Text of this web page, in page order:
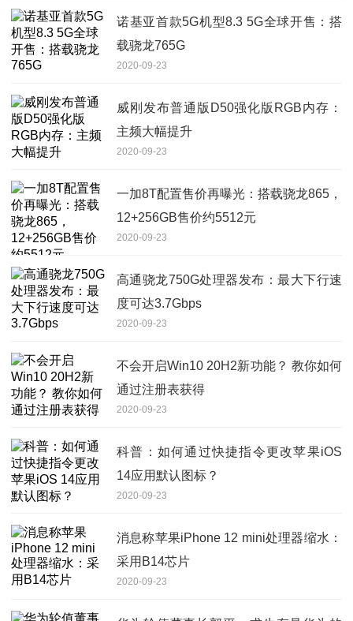
诺基亚首款5G机型8.3 5G全球开售：搭
载骁龙765G
2020-09-23
威刚发布普通版D50强化版RGB内存：
主频大幅提升
2020-09-23
一加8T配置售价再曝光：搭载骁龙865，
12+256GB售价约5512元
2020-09-23
高通骁龙750G处理器发布：最大下行速
度可达3.7Gbps
2020-09-23
不会开启Win10 20H2新功能？ 教你如何
通过注册表获得
2020-09-23
科普：如何通过快捷指令更改苹果iOS
14应用默认图标？
2020-09-23
消息称苹果iPhone 12 mini处理器缩水：
采用B14芯片
2020-09-23